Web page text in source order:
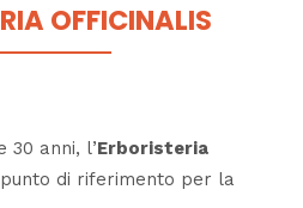
OFFICINALIS
30 anni, l’Erboristeria
punto di riferimento per la